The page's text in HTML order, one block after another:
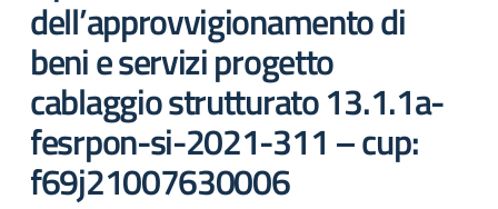
dell’approvvigionamento di
beni e servizi progetto
cablaggio strutturato 13.1.1a-
fesrpon-si-2021-311 – cup:
f69j21007630006